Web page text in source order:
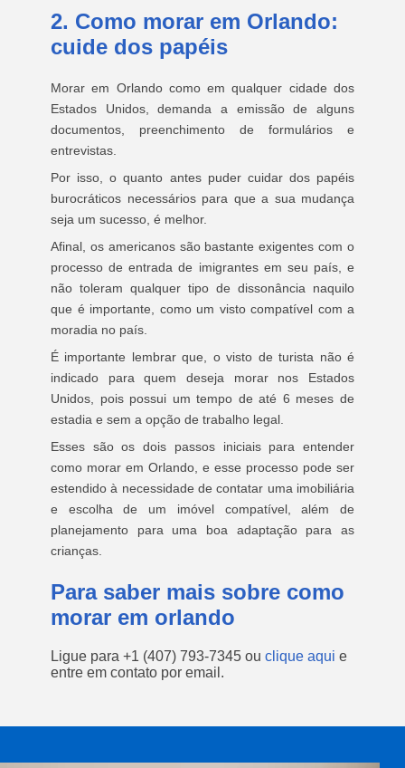
2. Como morar em Orlando:
cuide dos papéis
Morar em Orlando como em qualquer cidade dos
Estados Unidos, demanda a emissão de alguns
documentos, preenchimento de formulários e
entrevistas.
Por isso, o quanto antes puder cuidar dos papéis
burocráticos necessários para que a sua mudança
seja um sucesso, é melhor.
Afinal, os americanos são bastante exigentes com o
processo de entrada de imigrantes em seu país, e
não toleram qualquer tipo de dissonância naquilo
que é importante, como um visto compatível com a
moradia no país.
É importante lembrar que, o visto de turista não é
indicado para quem deseja morar nos Estados
Unidos, pois possui um tempo de até 6 meses de
estadia e sem a opção de trabalho legal.
Esses são os dois passos iniciais para entender
como morar em Orlando, e esse processo pode ser
estendido à necessidade de contatar uma imobiliária
e escolha de um imóvel compatível, além de
planejamento para uma boa adaptação para as
crianças.
Para saber mais sobre como
morar em orlando
Ligue para +1 (407) 793-7345 ou clique aqui e
entre em contato por email.